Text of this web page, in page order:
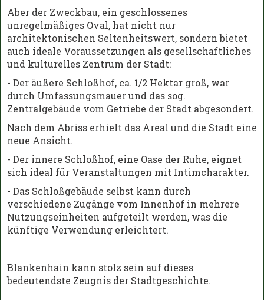
Aber der Zweckbau, ein geschlossenes
unregelmäßiges Oval, hat nicht nur
architektonischen Seltenheitswert, sondern bietet
auch ideale Voraussetzungen als gesellschaftliches
und kulturelles Zentrum der Stadt:
- Der äußere Schloßhof, ca. 1/2 Hektar groß, war
durch Umfassungsmauer und das sog.
Zentralgebäude vom Getriebe der Stadt abgesondert.
Nach dem Abriss erhielt das Areal und die Stadt eine
neue Ansicht.
- Der innere Schloßhof, eine Oase der Ruhe, eignet
sich ideal für Veranstaltungen mit Intimcharakter.
- Das Schloßgebäude selbst kann durch
verschiedene Zugänge vom Innenhof in mehrere
Nutzungseinheiten aufgeteilt werden, was die
künftige Verwendung erleichtert.
Blankenhain kann stolz sein auf dieses
bedeutendste Zeugnis der Stadtgeschichte.